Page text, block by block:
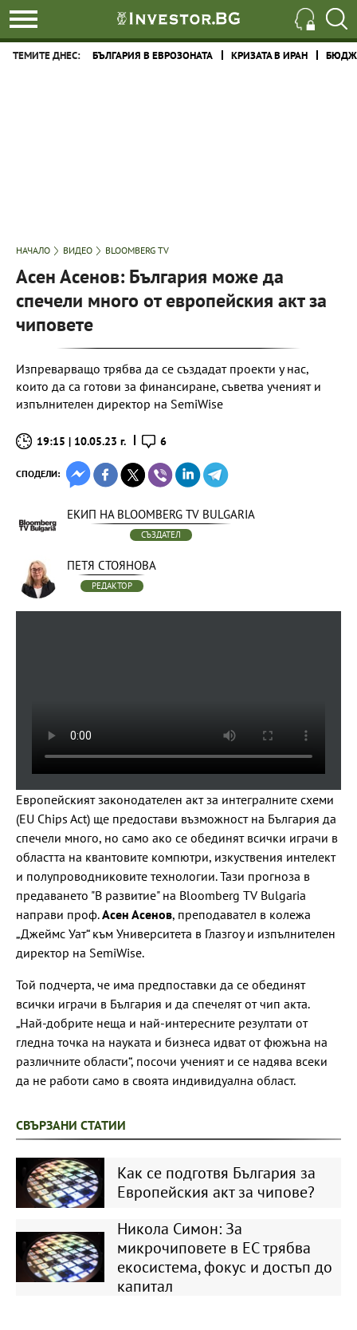
ТЕМИТЕ ДНЕС: БЪЛГАРИЯ В ЕВРОЗОНАТА КРИЗАТА В ИРАН
НАЧАЛО ВИДЕО BLOOMBERG TV
Асен Асенов: България може да
спечели много от европейския акт за
чиповете
Изпреварващо трябва да се създадат проекти у нас,
които да са готови за финансиране, съветва ученият и
изпълнителен директор на SemiWise
19:15 | 10.05.23 г. 6
СПОДЕЛИ:
ЕКИП НА BLOOMBERG TV BULGARIA
СЪЗДАТЕЛ
ПЕТЯ СТОЯНОВА
РЕДАКТОР
Европейският законодателен акт за интегралните схеми
(EU Chips Act) ще предостави възможност на България да
спечели много, но само ако се обединят всички играчи в
областта на квантовите компютри, изкуствения интелект
и полупроводниковите технологии. Тази прогноза в
предаването "В развитие" на Bloomberg TV Bulgaria
направи проф.Асен Асенов, преподавател в колежа
„Джеймс Уат“ към Университета в Глазгоу и изпълнителен
директор на SemiWise.
Той подчерта, че има предпоставки да се обединят
всички играчи в България и да спечелят от чип акта.
„Най-добрите неща и най-интересните резултати от
гледна точка на науката и бизнеса идват от фюжъна на
различните области“, посочи ученият и се надява всеки
да не работи само в своята индивидуална област.
СВЪРЗАНИ СТАТИИ
Как се подготвя България за
Европейския акт за чипове?
Никола Симон: За
микрочиповете в ЕС трябва
екосистема, фокус и достъп до
капитал